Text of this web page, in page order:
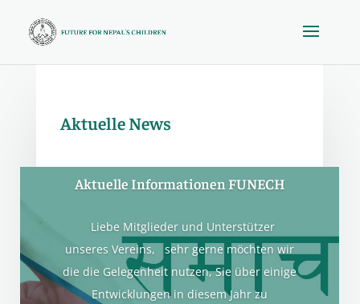
Aktuelle News
Aktuelle Informationen FUNECH
Liebe Mitglieder und Unterstützer
unseres Vereins, sehr gerne möchten wir
die die Gelegenheit nutzen, Sie über einige
Entwicklungen in diesem Jahr zu